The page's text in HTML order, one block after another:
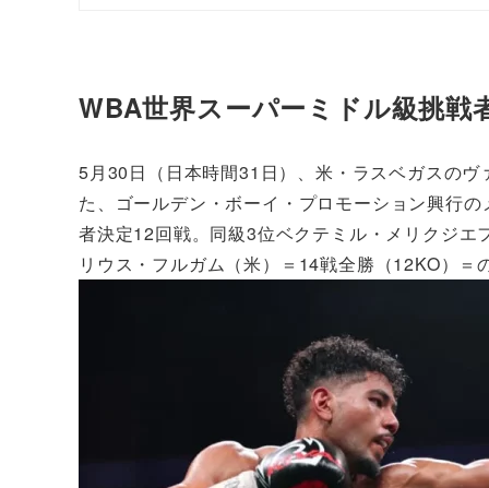
WBA世界スーパーミドル級挑戦
5月30日（日本時間31日）、米・ラスベガスの
た、ゴールデン・ボーイ・プロモーション興行
者決定12回戦。同級3位ベクテミル・メリクジ
リウス・フルガム（米）＝14戦全勝（12KO）